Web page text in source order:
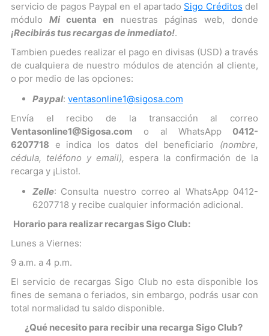
servicio de pagos Paypal en el apartado Sigo Créditos del
móduloMi cuenta en nuestras páginas web, donde
¡Recibirás tus recargas de inmediato!.
Tambien puedes realizar el pago en divisas (USD) a través
de cualquiera de nuestro módulos de atención al cliente,
o por medio de las opciones:
Paypal: ventasonline1@sigosa.com
Envía el recibo de la transacción al correo
Ventasonline1@Sigosa.com o al WhatsApp0412-
6207718 e indica los datos del beneficiario (nombre,
cédula, teléfono y email), espera la confirmación de la
recarga y ¡Listo!.
Zelle: Consulta nuestro correo al WhatsApp 0412-
6207718 y recibe cualquier información adicional.
Horario para realizar recargas Sigo Club:
Lunes a Viernes:
9 a.m. a 4 p.m.
El servicio de recargas Sigo Club no esta disponible los
fines de semana o feriados, sin embargo, podrás usar con
total normalidad tu saldo disponible.
¿Qué necesito para recibir una recarga Sigo Club?